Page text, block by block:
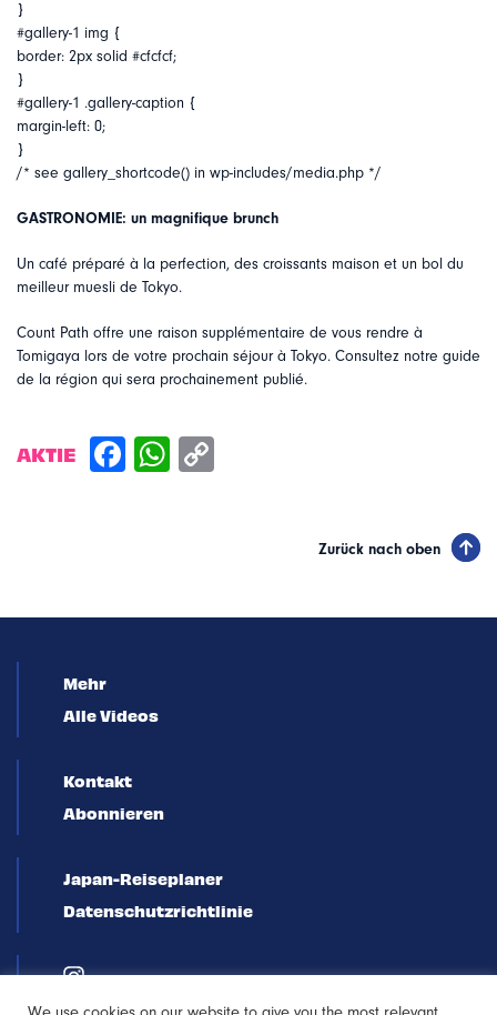
}
#gallery-1 img {
border: 2px solid #cfcfcf;
}
#gallery-1 .gallery-caption {
margin-left: 0;
}
/* see gallery_shortcode() in wp-includes/media.php */
GASTRONOMIE: un magnifique brunch
Un café préparé à la perfection, des croissants maison et un bol du
meilleur muesli de Tokyo.
Count Path offre une raison supplémentaire de vous rendre à
Tomigaya lors de votre prochain séjour à Tokyo. Consultez notre guide
de la région qui sera prochainement publié.
AKTIE
Zurück nach oben
Mehr
Alle Videos
Kontakt
Abonnieren
Japan-Reiseplaner
Datenschutzrichtlinie